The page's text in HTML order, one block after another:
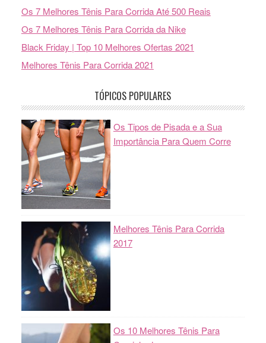
Os 7 Melhores Tênis Para Corrida Até 500 Reais
Os 7 Melhores Tênis Para Corrida da Nike
Black Friday | Top 10 Melhores Ofertas 2021
Melhores Tênis Para Corrida 2021
TÓPICOS POPULARES
Os Tipos de Pisada e a Sua
Importância Para Quem Corre
Melhores Tênis Para Corrida
2017
Os 10 Melhores Tênis Para